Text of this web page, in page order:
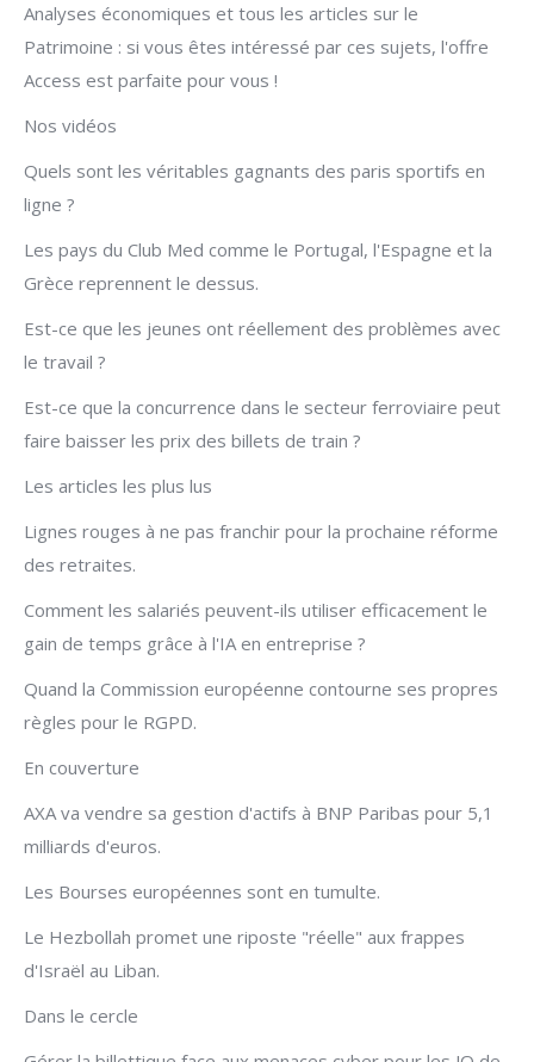
Analyses économiques et tous les articles sur le
Patrimoine : si vous êtes intéressé par ces sujets, l'offre
Access est parfaite pour vous !
Nos vidéos
Quels sont les véritables gagnants des paris sportifs en
ligne ?
Les pays du Club Med comme le Portugal, l'Espagne et la
Grèce reprennent le dessus.
Est-ce que les jeunes ont réellement des problèmes avec
le travail ?
Est-ce que la concurrence dans le secteur ferroviaire peut
faire baisser les prix des billets de train ?
Les articles les plus lus
Lignes rouges à ne pas franchir pour la prochaine réforme
des retraites.
Comment les salariés peuvent-ils utiliser efficacement le
gain de temps grâce à l'IA en entreprise ?
Quand la Commission européenne contourne ses propres
règles pour le RGPD.
En couverture
AXA va vendre sa gestion d'actifs à BNP Paribas pour 5,1
milliards d'euros.
Les Bourses européennes sont en tumulte.
Le Hezbollah promet une riposte "réelle" aux frappes
d'Israël au Liban.
Dans le cercle